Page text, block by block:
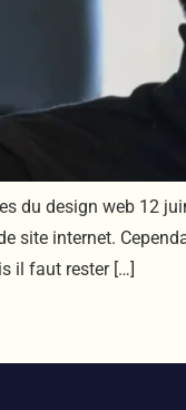
du design web 12
site internet.
il faut rester […]